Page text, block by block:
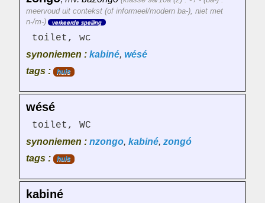
meervoud uit contekst (of informeel/modern ba-), niet met
n-/m-)
verkeerde spelling
toilet, wc
synoniemen : kabiné, wésé
tags :
huis
wésé
toilet, WC
synoniemen : nzongo, kabiné, zongó
tags :
huis
kabiné